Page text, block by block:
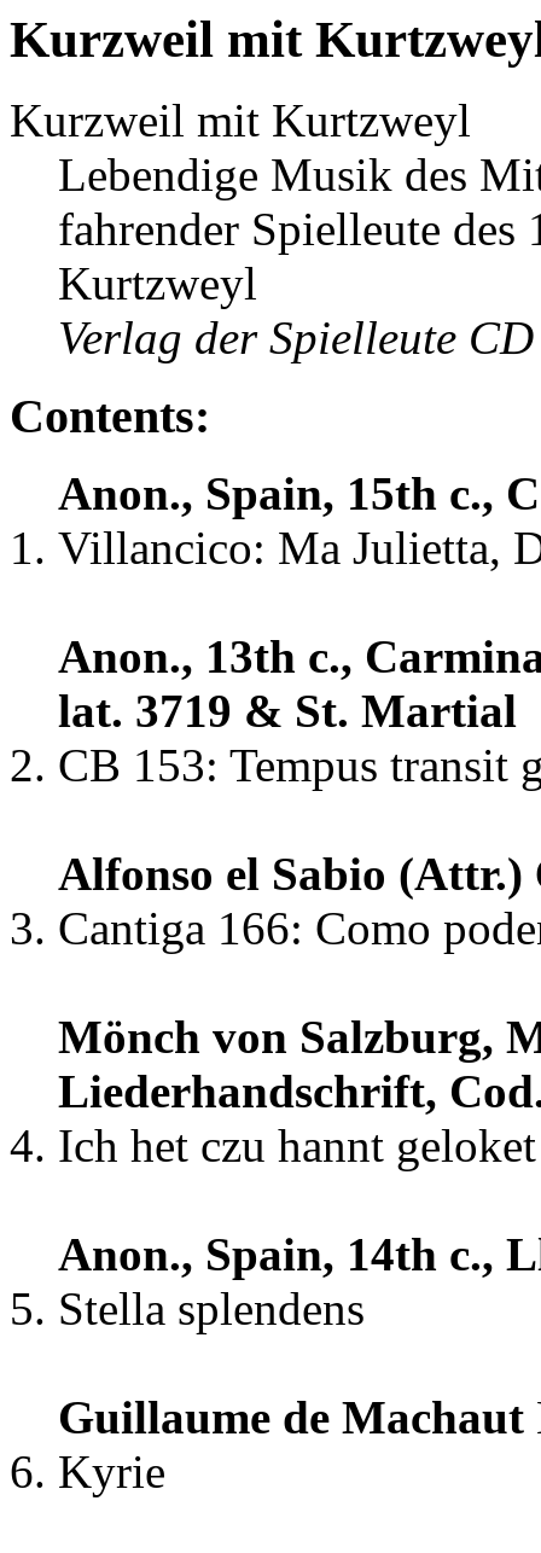
Kurzweil mit
Kurzweil mit Kurtzweyl
Lebendige Musik des
fahrender Spielleute des
Kurtzweyl
Verlag der Spielleute
Contents:
Anon., Spain, 15th c.,
Villancico: Ma Julietta,
Anon., 13th c.,
lat. 3719 & St. Martial
CB 153: Tempus transit
Alfonso el Sabio (Attr.)
Cantiga 166: Como
Mönch von Salzburg,
Liederhandschrift,
Ich het czu hannt
Anon., Spain, 14th c.,
Stella splendens
Guillaume de Machaut
Kyrie